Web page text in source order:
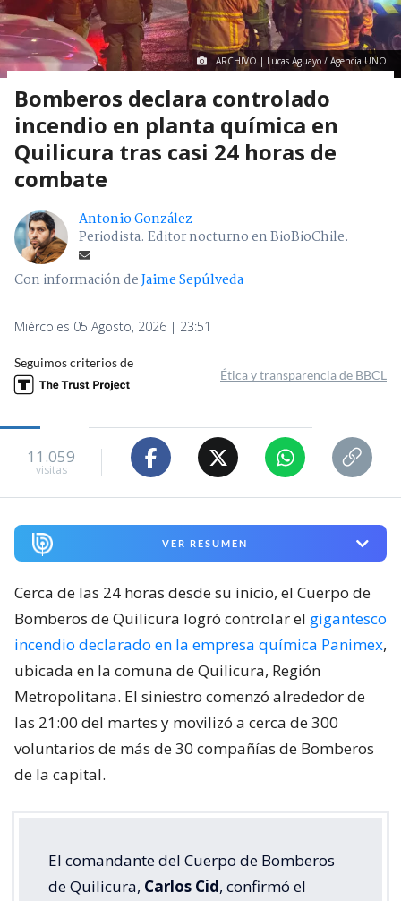
ARCHIVO | Lucas Aguayo / Agencia UNO
Bomberos declara controlado
incendio en planta química en
Quilicura tras casi 24 horas de
combate
Antonio González
Periodista. Editor nocturno en BioBioChile.
Con información deJaime Sepúlveda
Miércoles 05 Agosto, 2026 | 23:51
Seguimos criterios de
Ética y transparencia de BBCL
11.059
visitas
VER RESUMEN
Cerca de las 24 horas desde su inicio, el Cuerpo de
Bomberos de Quilicura logró controlar el gigantesco
incendio declarado en la empresa química Panimex,
ubicada en la comuna de Quilicura, Región
Metropolitana. El siniestro comenzó alrededor de
las 21:00 del martes y movilizó a cerca de 300
voluntarios de más de 30 compañías de Bomberos
de la capital.
El comandante del Cuerpo de Bomberos
de Quilicura, Carlos Cid, confirmó el